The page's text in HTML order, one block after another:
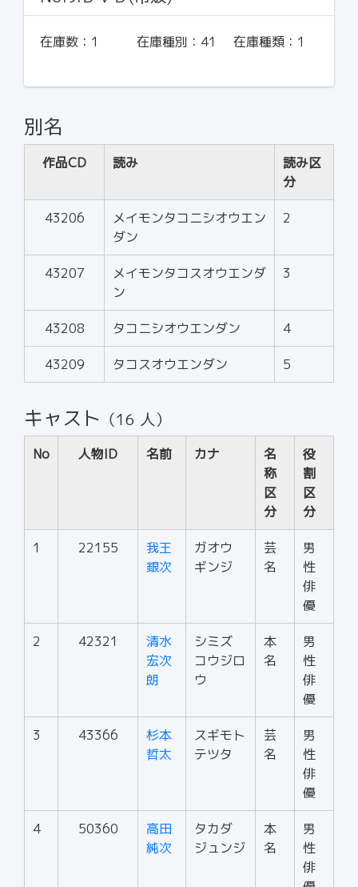
在庫数： 1 在庫種別： 41 在庫種類： 1
別名
作品CD 読み
読み区
分
43206
メイモンタコニシオウエン
ダン
2
43207
メイモンタコスオウエンダ
ン
3
43208 タコニシオウエンダン 4
43209 タコスオウエンダン 5
キャスト （16 人）
No 人物ID 名前 カナ
名
称
区
分
役
割
区
分
1 22155
我王
銀次
ガオウ
ギンジ
芸
名
男
性
俳
優
2 42321
清水
宏次
朗
シミズ
コウジロ
ウ
本
名
男
性
俳
優
3 43366
杉本
哲太
スギモト
テツタ
芸
名
男
性
俳
優
4 50360
高田
純次
タカダ
ジュンジ
本
名
男
性
俳